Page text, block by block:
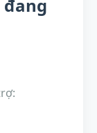
đang